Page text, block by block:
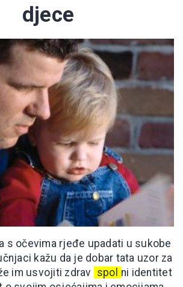
djece
s očevima rjeđe upadati u sukobe
kažu da je dobar tata uzor za
im usvojiti zdrav spol ni identitet